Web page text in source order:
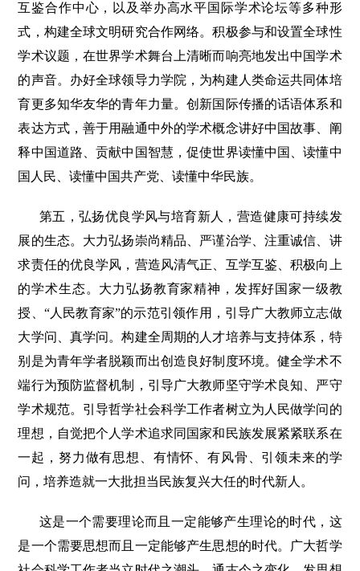
互鉴合作中心，以及举办高水平国际学术论坛等多种形
式，构建全球文明研究合作网络。积极参与和设置全球性
学术议题，在世界学术舞台上清晰而响亮地发出中国学术
的声音。办好全球领导力学院，为构建人类命运共同体培
育更多知华友华的青年力量。创新国际传播的话语体系和
表达方式，善于用融通中外的学术概念讲好中国故事、阐
释中国道路、贡献中国智慧，促使世界读懂中国、读懂中
国人民、读懂中国共产党、读懂中华民族。
第五，弘扬优良学风与培育新人，营造健康可持续发
展的生态。大力弘扬崇尚精品、严谨治学、注重诚信、讲
求责任的优良学风，营造风清气正、互学互鉴、积极向上
的学术生态。大力弘扬教育家精神，发挥好国家一级教
授、“人民教育家”的示范引领作用，引导广大教师立志做
大学问、真学问。构建全周期的人才培养与支持体系，特
别是为青年学者脱颖而出创造良好制度环境。健全学术不
端行为预防监督机制，引导广大教师坚守学术良知、严守
学术规范。引导哲学社会科学工作者树立为人民做学问的
理想，自觉把个人学术追求同国家和民族发展紧紧联系在
一起，努力做有思想、有情怀、有风骨、引领未来的学
问，培养造就一大批担当民族复兴大任的时代新人。
这是一个需要理论而且一定能够产生理论的时代，这
是一个需要思想而且一定能够产生思想的时代。广大哲学